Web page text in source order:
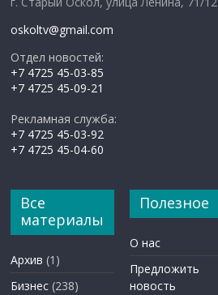
oskoltv@gmail.com
Отдел новостей:
+7 4725 45-03-85
+7 4725 45-09-21
Рекламная служба:
+7 4725 45-03-92
+7 4725 45-04-60
Все
материалы
Архив (1)
Бизнес (238)
Полезное
О нас
Предложить
новость